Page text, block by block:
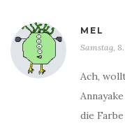
MEL
Samstag, 8.
Ach,
die